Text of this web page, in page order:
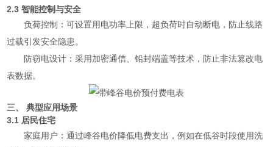
2.3 智能控制与安全
负荷控制：可设置用电功率上限，超负荷时自动断电，防止线路
过载引发安全隐患。
防窃电设计：采用加密通信、铅封端盖等技术，防止非法篡改电
表数据。
三、 典型应用场景
3.1 居民住宅
家庭用户：通过峰谷电价降低电费支出，例如在低谷时段使用洗